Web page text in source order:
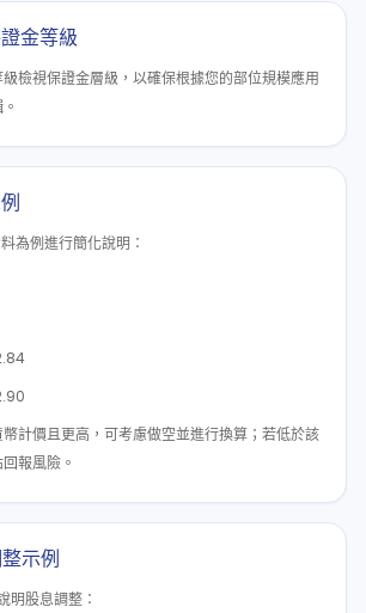
金等級
檢視保證金層級，以確保根據您的部位規模應用
為例進行簡化說明：
計價且更高，可考慮做空並進行換算；若低於該
報風險。
示例
明股息調整：